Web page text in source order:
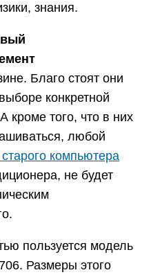
знания.
Благо стоят они
конкретной
кроме того, что в них
любой
компьютера
не будет
пользуется модель
Размеры этого